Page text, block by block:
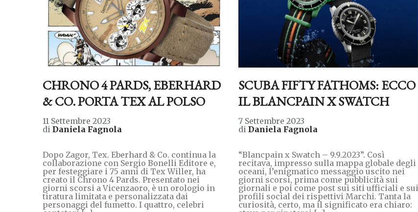
CHRONO 4 PARDS, EBERHARD
& CO. PORTA TEX AL POLSO
11 Settembre 2023
di Daniela Fagnola
Dopo Zagor, Tex. Eberhard & Co. continua la
collaborazione con Sergio Bonelli Editore e,
per festeggiare i 75 anni di Tex Willer, ha
creato il Chrono 4 Pards. Presentato nei
giorni scorsi a Vicenzaoro, è un orologio in
tiratura limitata e personalizzata dai
personaggi del fumetto. I quattro, celebri
SCUBA FIFTY FATHOMS: ECCO
IL BLANCPAIN X SWATCH
7 Settembre 2023
di Daniela Fagnola
“Blancpain x Swatch – 9.9.2023”. Così
recitava, impresso sulla mappa globale degli
oceani, l’enigmatico messaggio uscito nei
giorni scorsi, prima come pubblicità sui
giornali e poi come post sui siti ufficiali e sui
profili social dei rispettivi Marchi. Tanta la
curiosità, certo, ma il significato era chiaro: